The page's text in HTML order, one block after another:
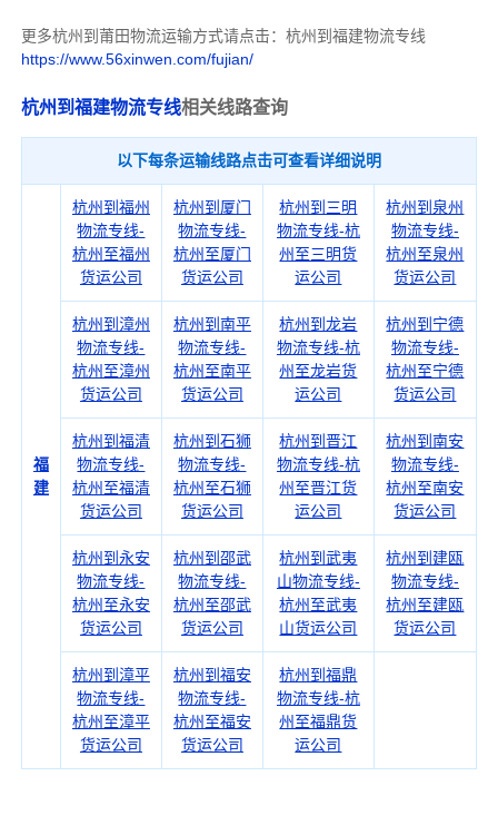
更多杭州到莆田物流运输方式请点击：杭州到福建物流专线
https://www.56xinwen.com/fujian/
杭州到福建物流专线相关线路查询
以下每条运输线路点击可查看详细说明
福
建
杭州到福州
物流专线-
杭州至福州
货运公司
杭州到厦门
物流专线-
杭州至厦门
货运公司
杭州到三明
物流专线-杭
州至三明货
运公司
杭州到泉州
物流专线-
杭州至泉州
货运公司
杭州到漳州
物流专线-
杭州至漳州
货运公司
杭州到南平
物流专线-
杭州至南平
货运公司
杭州到龙岩
物流专线-杭
州至龙岩货
运公司
杭州到宁德
物流专线-
杭州至宁德
货运公司
杭州到福清
物流专线-
杭州至福清
货运公司
杭州到石狮
物流专线-
杭州至石狮
货运公司
杭州到晋江
物流专线-杭
州至晋江货
运公司
杭州到南安
物流专线-
杭州至南安
货运公司
杭州到永安
物流专线-
杭州至永安
货运公司
杭州到邵武
物流专线-
杭州至邵武
货运公司
杭州到武夷
山物流专线-
杭州至武夷
山货运公司
杭州到建瓯
物流专线-
杭州至建瓯
货运公司
杭州到漳平
物流专线-
杭州至漳平
货运公司
杭州到福安
物流专线-
杭州至福安
货运公司
杭州到福鼎
物流专线-杭
州至福鼎货
运公司